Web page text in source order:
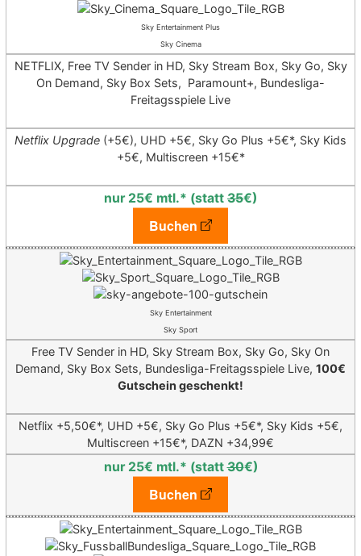
Sky Entertainment Plus
Sky Cinema
NETFLIX, Free TV Sender in HD, Sky Stream Box, Sky Go, Sky
On Demand, Sky Box Sets, Paramount+, Bundesliga-
Freitagsspiele Live
Netflix Upgrade (+5€), UHD +5€, Sky Go Plus +5€*, Sky Kids
+5€, Multiscreen +15€*
nur 25€ mtl.* (statt 35€)
Buchen
Sky Entertainment
Sky Sport
Free TV Sender in HD, Sky Stream Box, Sky Go, Sky On
Demand, Sky Box Sets, Bundesliga-Freitagsspiele Live, 100€
Gutschein geschenkt!
Netflix +5,50€*, UHD +5€, Sky Go Plus +5€*, Sky Kids +5€,
Multiscreen +15€*, DAZN +34,99€
nur 25€ mtl.* (statt30€)
Buchen